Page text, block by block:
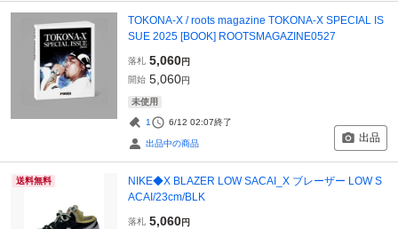
TOKONA-X / roots magazine TOKONA-X SPECIAL IS
SUE 2025 [BOOK] ROOTSMAGAZINE0527
落札 5,060円
開始 5,060円
未使用
1 6/12 02:07終了
出品中の商品 出品
送料無料
NIKE◆X BLAZER LOW SACAI_X ブレーザー LOW S
ACAI/23cm/BLK
落札 5,060円